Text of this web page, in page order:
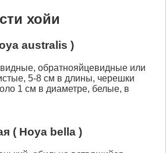
хойи
australis )
обратнояйцевидные или
5-8 см в длины, черешки
1 см в диаметре, белые, в
( Hoya bella )